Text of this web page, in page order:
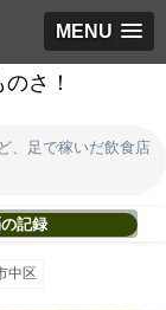
MENU
さ！
、足で稼いだ飲食店
記録
中区